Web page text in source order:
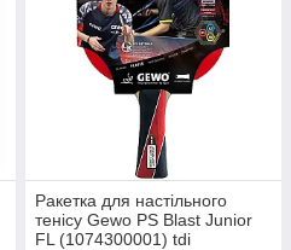
Ракетка для настільного
тенісу Gewo PS Blast Junior
FL (1074300001) tdi